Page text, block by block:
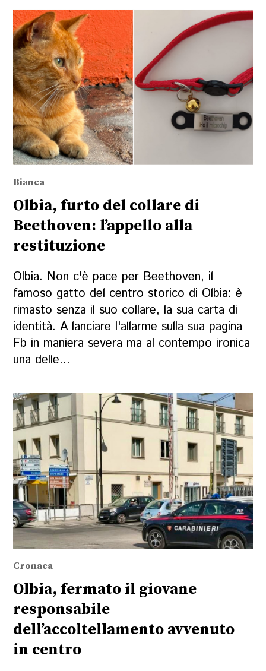
Bianca
Olbia, furto del collare di
Beethoven: l’appello alla
restituzione
Olbia. Non c'è pace per Beethoven, il
famoso gatto del centro storico di Olbia: è
rimasto senza il suo collare, la sua carta di
identità. A lanciare l'allarme sulla sua pagina
Fb in maniera severa ma al contempo ironica
una delle...
Cronaca
Olbia, fermato il giovane
responsabile
dell’accoltellamento avvenuto
in centro